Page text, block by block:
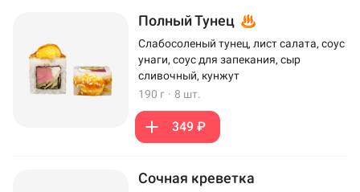
Полный Тунец
Слабосоленый тунец, лист салата, соус
унаги, соус для запекания, сыр
сливочный, кунжут
190 г · 8 шт.
349 ₽
Сочная креветка